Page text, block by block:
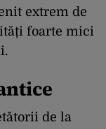
extrem de
foarte mici
de la